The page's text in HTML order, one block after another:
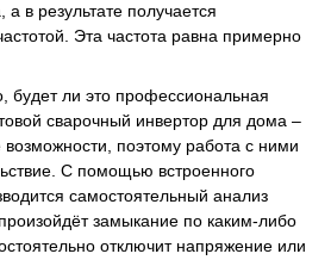
а в результате получается
Эта частота равна примерно
будет ли это профессиональная
сварочный инвертор для дома –
поэтому работа с ними
С помощью встроенного
самостоятельный анализ
замыкание по каким-либо
отключит напряжение или